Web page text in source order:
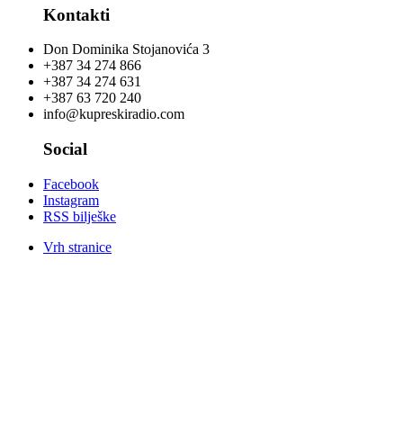
Kontakti
Don Dominika Stojanovića 3
+387 34 274 866
+387 34 274 631
+387 63 720 240
info@kupreskiradio.com
Social
Facebook
Instagram
RSS bilješke
Vrh stranice